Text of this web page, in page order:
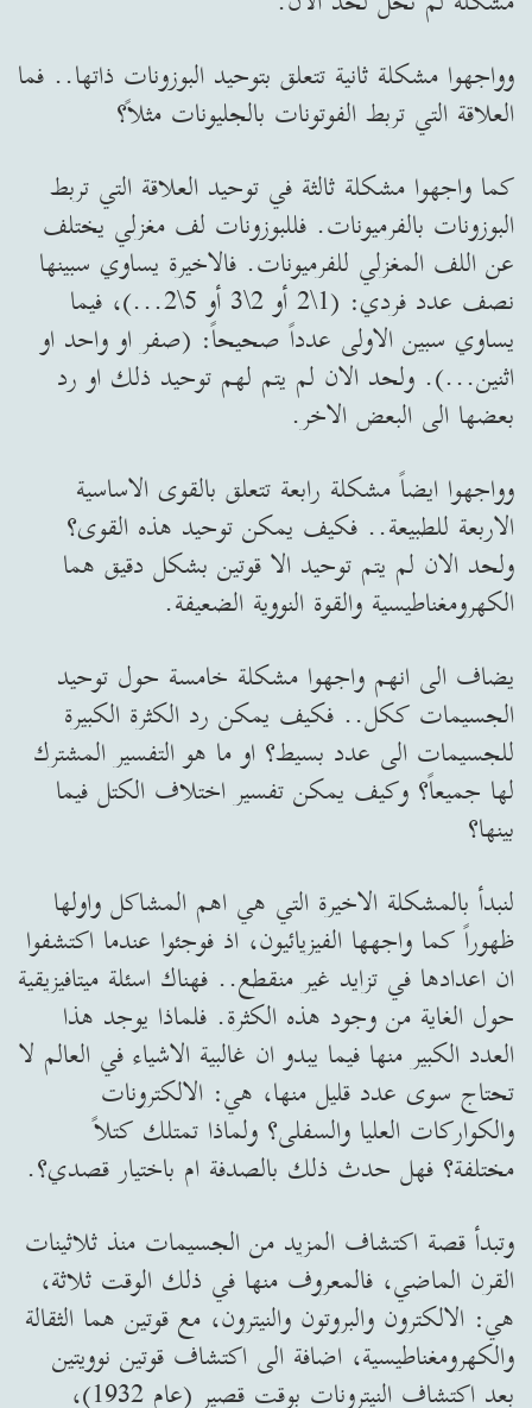
وواجهوا مشكلة ثانية تتعلق بتوحيد البوزونات ذاتها.. فما
العلاقة التي تربط الفوتونات بالجليونات مثلاً؟
كما واجهوا مشكلة ثالثة في توحيد العلاقة التي تربط
البوزونات بالفرميونات. فللبوزونات لف مغزلي يختلف
عن اللف المغزلي للفرميونات. فالاخيرة يساوي سبينها
نصف عدد فردي: (1\2 أو 2\3 أو 5\2...)، فيما
يساوي سبين الاولى عدداً صحيحاً: (صفر او واحد او
اثنين...). ولحد الان لم يتم لهم توحيد ذلك او رد
بعضها الى البعض الاخر.
وواجهوا ايضاً مشكلة رابعة تتعلق بالقوى الاساسية
الاربعة للطبيعة.. فكيف يمكن توحيد هذه القوى؟
ولحد الان لم يتم توحيد الا قوتين بشكل دقيق هما
الكهرومغناطيسية والقوة النووية الضعيفة.
يضاف الى انهم واجهوا مشكلة خامسة حول توحيد
الجسيمات ككل.. فكيف يمكن رد الكثرة الكبيرة
للجسيمات الى عدد بسيط؟ او ما هو التفسير المشترك
لها جميعاً؟ وكيف يمكن تفسير اختلاف الكتل فيما
بينها؟
لنبدأ بالمشكلة الاخيرة التي هي اهم المشاكل واولها
ظهوراً كما واجهها الفيزيائيون، اذ فوجئوا عندما اكتشفوا
ان اعدادها في تزايد غير منقطع.. فهناك اسئلة ميتافيزيقية
حول الغاية من وجود هذه الكثرة. فلماذا يوجد هذا
العدد الكبير منها فيما يبدو ان غالبية الاشياء في العالم لا
تحتاج سوى عدد قليل منها، هي: الالكترونات
والكواركات العليا والسفلى؟ ولماذا تمتلك كتلاً
مختلفة؟ فهل حدث ذلك بالصدفة ام باختيار قصدي؟.
وتبدأ قصة اكتشاف المزيد من الجسيمات منذ ثلاثينات
القرن الماضي، فالمعروف منها في ذلك الوقت ثلاثة،
هي: الالكترون والبروتون والنيترون، مع قوتين هما الثقالة
والكهرومغناطيسية، اضافة الى اكتشاف قوتين نوويتين
بعد اكتشاف النيترونات بوقت قصير (عام 1932)،